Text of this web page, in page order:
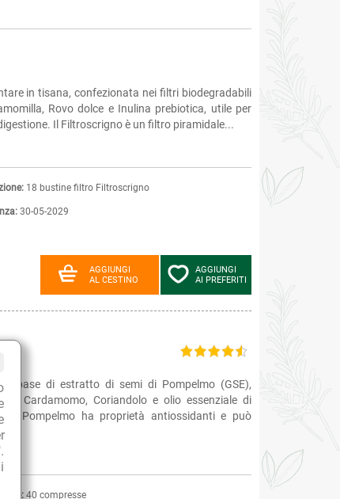
in tisana, confezionata nei filtri biodegradabili
Rovo dolce e Inulina prebiotica, utile per
Il Filtroscrigno è un filtro piramidale...
18 bustine filtro Filtroscrigno
30-05-2029
AGGIUNGI
AL CESTINO
AGGIUNGI
AI PREFERITI
base di estratto di semi di Pompelmo (GSE),
Cardamomo, Coriandolo e olio essenziale di
di Pompelmo ha proprietà antiossidanti e può
40 compresse